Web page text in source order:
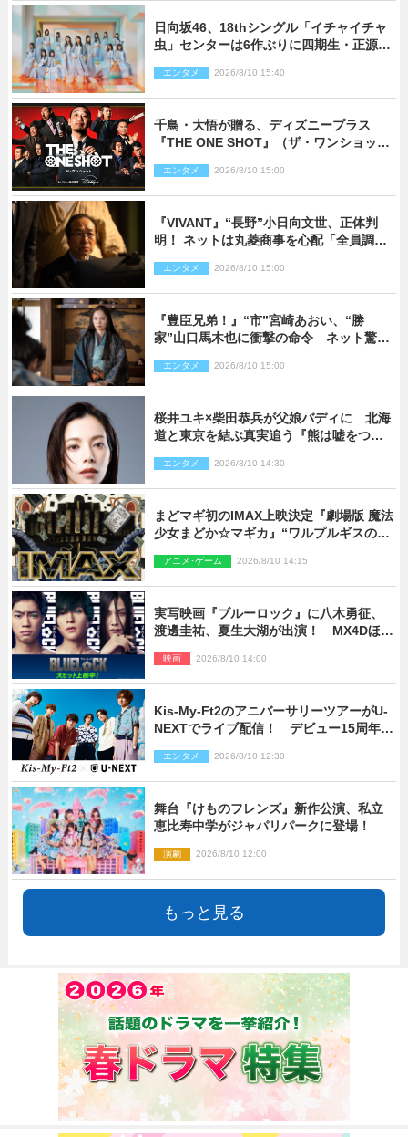
日向坂46、18thシングル「イチャイチャ
虫」センターは6作ぶりに四期生・正源司
エンタメ 2026/8/10 15:40
千鳥・大悟が贈る、ディズニープラス
『THE ONE SHOT』（ザ・ワンショッ
を投じる“真の笑い”を見る大会がついに
開幕
エンタメ 2026/8/10 15:00
『VIVANT』“長野”小日向文世、正体判
明！ ネットは丸菱商事を心配「全員調べ
エンタメ 2026/8/10 15:00
『豊臣兄弟！』“市”宮崎あおい、“勝
家”山口馬木也に衝撃の命令 ネット驚き
あり）
エンタメ 2026/8/10 15:00
桜井ユキ×柴田恭兵が父娘バディに 北海
道と東京を結ぶ真実追う『熊は嘘をつか
エンタメ 2026/8/10 14:30
まどマギ初のIMAX上映決定『劇場版 魔法
少女まどか☆マギカ』“ワルプルギスの
アニメ･ゲーム 2026/8/10 14:15
実写映画『ブルーロック』に八木勇征、
渡邊圭祐、夏生大湖が出演！ MX4Dほか
映画 2026/8/10 14:00
Kis‐My‐Ft2のアニバーサリーツアーがU‐
NEXTでライブ配信！ デビュー15周年の
エンタメ 2026/8/10 12:30
舞台『けものフレンズ』新作公演、私立
恵比寿中学がジャパリパークに登場！
演劇 2026/8/10 12:00
もっと見る